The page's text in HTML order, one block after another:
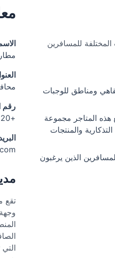
للمسافرين
ومناطق للوجبات
هذه المتاجر مجموعة
والمنتجات
الذين يرغبون
رقم
+20 69 3623304
تقع